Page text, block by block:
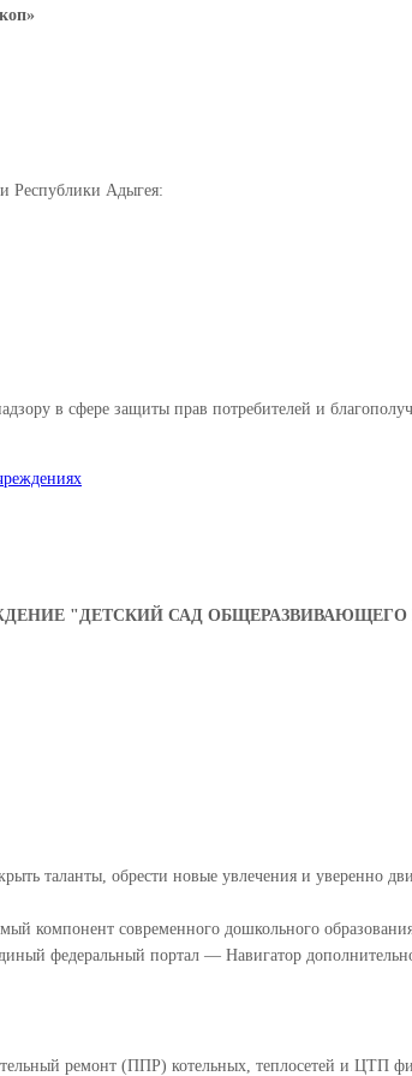
Республики Адыгея:
в сфере защиты прав потребителей и
"ДЕТСКИЙ САД ОБЩЕРАЗВИВАЮЩЕГО
таланты, обрести новые увлечения и уверенно
компонент современного дошкольного
федеральный портал — Навигатор
ремонт (ППР) котельных, теплосетей и